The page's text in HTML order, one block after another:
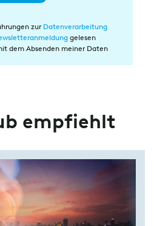
zur Datenverarbeitung
gelesen
dem Absenden meiner Daten
empfiehlt